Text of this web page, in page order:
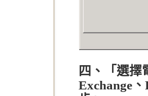
四、「選
Exchange